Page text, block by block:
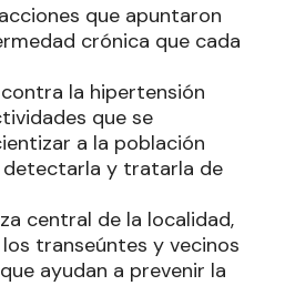
que apuntaron
crónica que cada
la hipertensión
que se
a la población
detectarla y tratarla de
central de la localidad,
transeúntes y vecinos
ayudan a prevenir la